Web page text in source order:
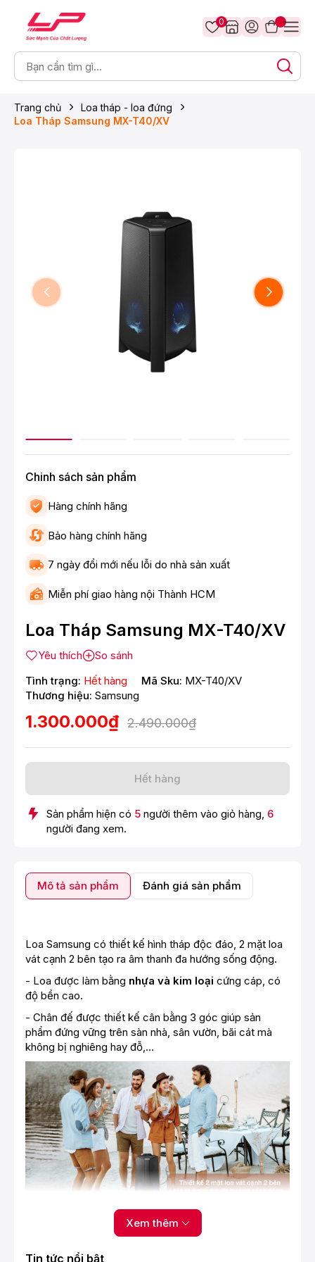
0
Trang chủ
Loa tháp - loa đứng
Loa Tháp Samsung MX-T40/XV
Chinh sách sản phẩm
Hàng chính hãng
Bảo hàng chính hãng
7 ngày đổi mới nếu lỗi do nhà sản xuất
Miễn phí giao hàng nội Thành HCM
Loa Tháp Samsung MX-T40/XV
Yêu thích
So sánh
Tình trạng: Hết hàng Mã Sku: MX-T40/XV
Thương hiệu: Samsung
1.300.000₫ 2.490.000₫
Hết hàng
Sản phẩm hiện có 5 người thêm vào giỏ hàng, 6
người đang xem.
Mô tả sản phẩm Đánh giá sản phẩm
Loa Samsung có thiết kế hình tháp độc đáo, 2 mặt loa
vát cạnh 2 bên tạo ra âm thanh đa hướng sống động.
- Loa được làm bằng nhựa và kim loại cứng cáp, có
độ bền cao.
- Chân đế được thiết kế cân bằng 3 góc giúp sản
phẩm đứng vững trên sàn nhà, sân vườn, bãi cát mà
không bị nghiêng hay đỗ,...
*Hình ảnh chỉ mang tính chất minh họa
Xem thêm
Tin tức nổi bật